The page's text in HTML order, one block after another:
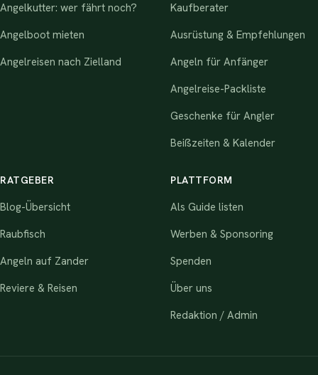
Angelkutter: wer fährt noch?
Angelboot mieten
Angelreisen nach Zielland
Kaufberater
Ausrüstung & Empfehlungen
Angeln für Anfänger
Angelreise-Packliste
Geschenke für Angler
Beißzeiten & Kalender
RATGEBER
Blog-Übersicht
Raubfisch
Angeln auf Zander
Reviere & Reisen
PLATTFORM
Als Guide listen
Werben & Sponsoring
Spenden
Über uns
Redaktion / Admin